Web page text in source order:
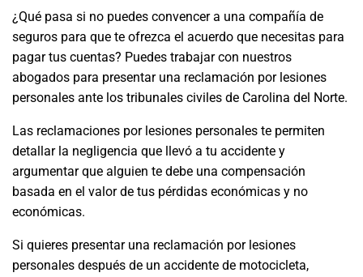
¿Qué pasa si no puedes convencer a una compañía de
seguros para que te ofrezca el acuerdo que necesitas para
pagar tus cuentas? Puedes trabajar con nuestros
abogados para presentar una reclamación por lesiones
personales ante los tribunales civiles de Carolina del Norte.
Las reclamaciones por lesiones personales te permiten
detallar la negligencia que llevó a tu accidente y
argumentar que alguien te debe una compensación
basada en el valor de tus pérdidas económicas y no
económicas.
Si quieres presentar una reclamación por lesiones
personales después de un accidente de motocicleta,